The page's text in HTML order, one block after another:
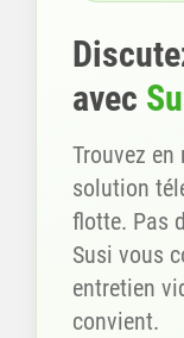
avec
Trouvez
solution
flotte. Pas
Susi vous
entretien
convient.